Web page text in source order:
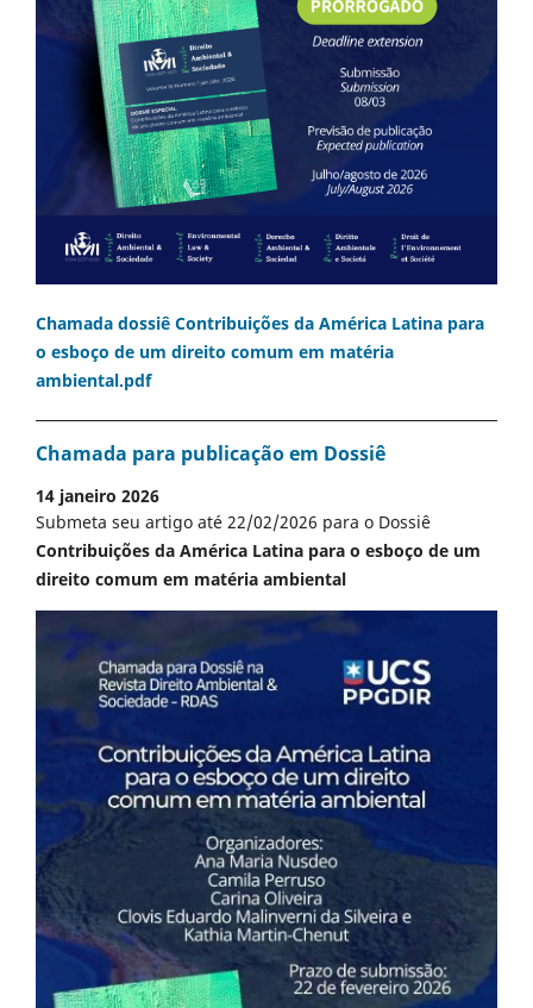
Chamada dossiê Contribuições da América Latina para
o esboço de um direito comum em matéria
ambiental.pdf
Chamada para publicação em Dossiê
14 janeiro 2026
Submeta seu artigo até 22/02/2026 para o Dossiê
Contribuições da América Latina para o esboço de um
direito comum em matéria ambiental